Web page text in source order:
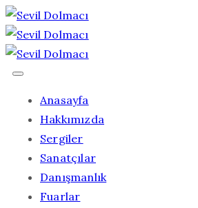
Anasayfa
Hakkımızda
Sergiler
Sanatçılar
Danışmanlık
Fuarlar